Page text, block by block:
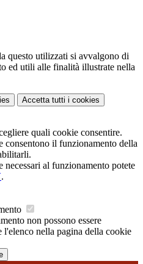
questo utilizzati si avvalgono di
ed utili alle finalità illustrate nella
Accetta tutti i cookies
quali cookie consentire.
consentono il funzionamento della
al funzionamento potete
.
non possono essere
nella pagina della cookie